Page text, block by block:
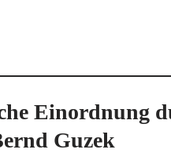
Einordnung
Guzek